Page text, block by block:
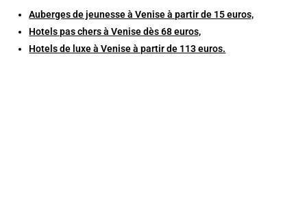
Auberges de jeunesse à Venise à partir de 15 euros,
Hotels pas chers à Venise dès 68 euros,
Hotels de luxe à Venise à partir de 113 euros.